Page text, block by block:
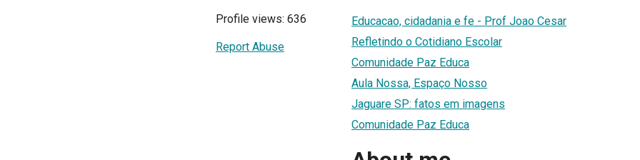
Profile views: 636
Report Abuse
Educacao, cidadania e fe - Prof Joao Cesar
Refletindo o Cotidiano Escolar
Comunidade Paz Educa
Aula Nossa, Espaço Nosso
Jaguare SP: fatos em imagens
Comunidade Paz Educa